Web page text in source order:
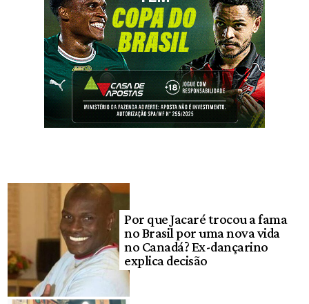
Por que Jacaré trocou a fama
no Brasil por uma nova vida
no Canadá? Ex-dançarino
explica decisão